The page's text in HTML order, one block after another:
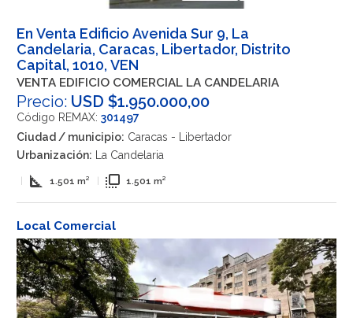
En Venta Edificio Avenida Sur 9, La
Candelaria, Caracas, Libertador, Distrito
Capital, 1010, VEN
VENTA EDIFICIO COMERCIAL LA CANDELARIA
Precio: USD $1.950.000,00
Código REMAX: 301497
Ciudad / municipio: Caracas - Libertador
Urbanización: La Candelaria
square_foot 1.501 m² flip_to_front 1.501 m²
Local Comercial